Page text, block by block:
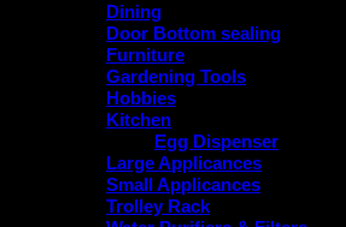
Dining
Door Bottom sealing
Furniture
Gardening Tools
Hobbies
Kitchen
Egg Dispenser
Large Applicances
Small Applicances
Trolley Rack